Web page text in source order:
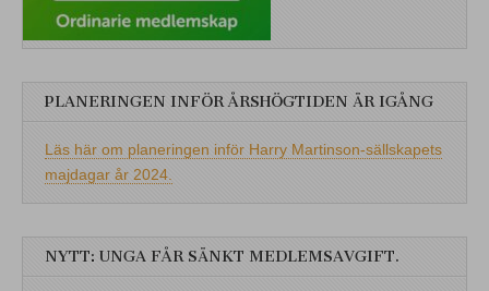
PLANERINGEN INFÖR ÅRSHÖGTIDEN ÄR IGÅNG
Läs här om planeringen inför Harry Martinson-sällskapets
majdagar år 2024.
NYTT: UNGA FÅR SÄNKT MEDLEMSAVGIFT.